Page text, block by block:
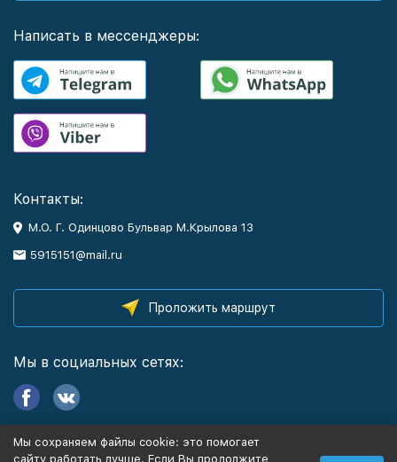
Написать в мессенджеры:
Контакты:
М.О. Г. Одинцово Бульвар М.Крылова 13
5915151@mail.ru
Проложить маршрут
Мы в социальных сетях:
Информация
Мы сохраняем файлы cookie: это помогает
сайту работать лучше. Если Вы продолжите